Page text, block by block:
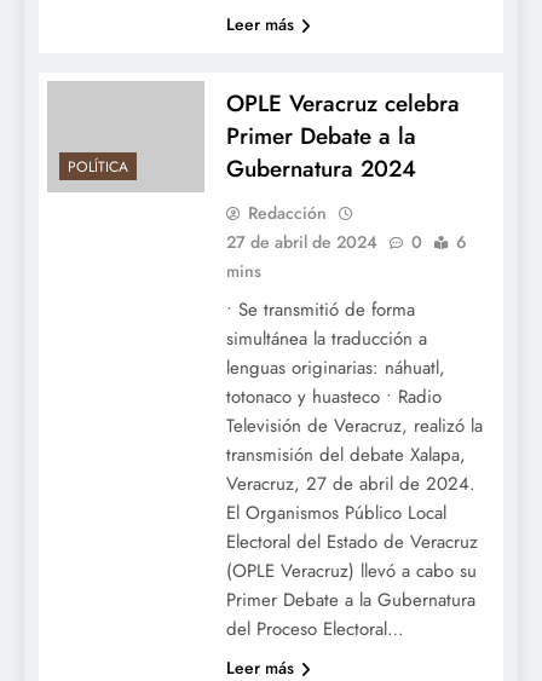
Leer más
POLÍTICA
OPLE Veracruz celebra
Primer Debate a la
Gubernatura 2024
Redacción
27 de abril de 2024
0
6
mins
• Se transmitió de forma
simultánea la traducción a
lenguas originarias: náhuatl,
totonaco y huasteco • Radio
Televisión de Veracruz, realizó la
transmisión del debate Xalapa,
Veracruz, 27 de abril de 2024.
El Organismos Público Local
Electoral del Estado de Veracruz
(OPLE Veracruz) llevó a cabo su
Primer Debate a la Gubernatura
del Proceso Electoral…
Leer más